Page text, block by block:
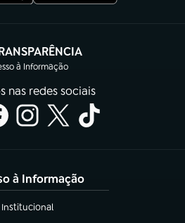
à Informação
(abre em nova aba)
nas redes sociais
à Informação
Institucional
(abre em nova aba)